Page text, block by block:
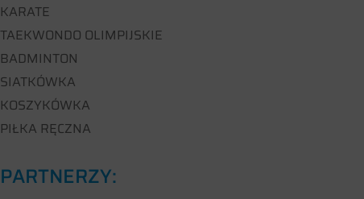
KARATE
TAEKWONDO OLIMPIJSKIE
BADMINTON
SIATKÓWKA
KOSZYKÓWKA
PIŁKA RĘCZNA
PARTNERZY: